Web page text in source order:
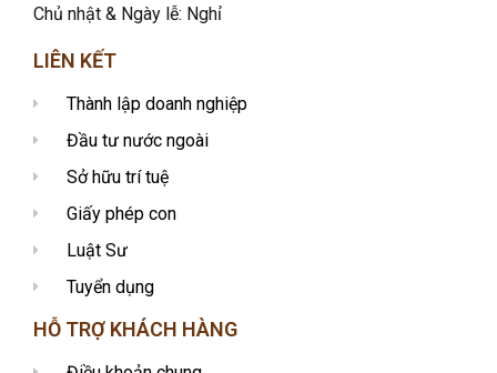
Chủ nhật & Ngày lễ: Nghỉ
LIÊN KẾT
Thành lập doanh nghiệp
Đầu tư nước ngoài
Sở hữu trí tuệ
Giấy phép con
Luật Sư
Tuyển dụng
HỖ TRỢ KHÁCH HÀNG